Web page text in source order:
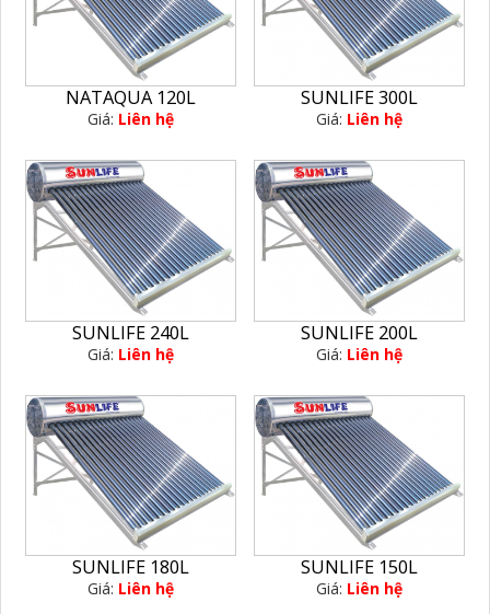
NATAQUA 120L
Giá: Liên hệ
SUNLIFE 300L
Giá: Liên hệ
SUNLIFE 240L
Giá: Liên hệ
SUNLIFE 200L
Giá: Liên hệ
SUNLIFE 180L
Giá: Liên hệ
SUNLIFE 150L
Giá: Liên hệ